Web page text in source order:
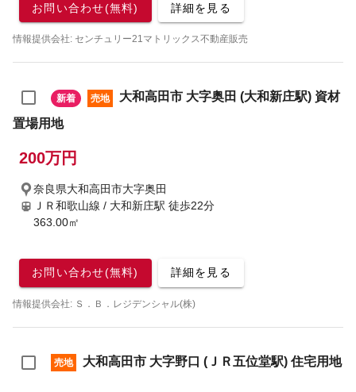
お問い合わせ(無料) 詳細を見る
情報提供会社: センチュリー21マトリックス不動産販売
新着 売地
大和高田市 大字奥田 (大和新庄駅) 資材
置場用地
200万円
奈良県大和高田市大字奥田
ＪＲ和歌山線 / 大和新庄駅 徒歩22分
363.00㎡
お問い合わせ(無料) 詳細を見る
情報提供会社: Ｓ．Ｂ．レジデンシャル(株)
売地 大和高田市 大字野口 (ＪＲ五位堂駅) 住宅用地